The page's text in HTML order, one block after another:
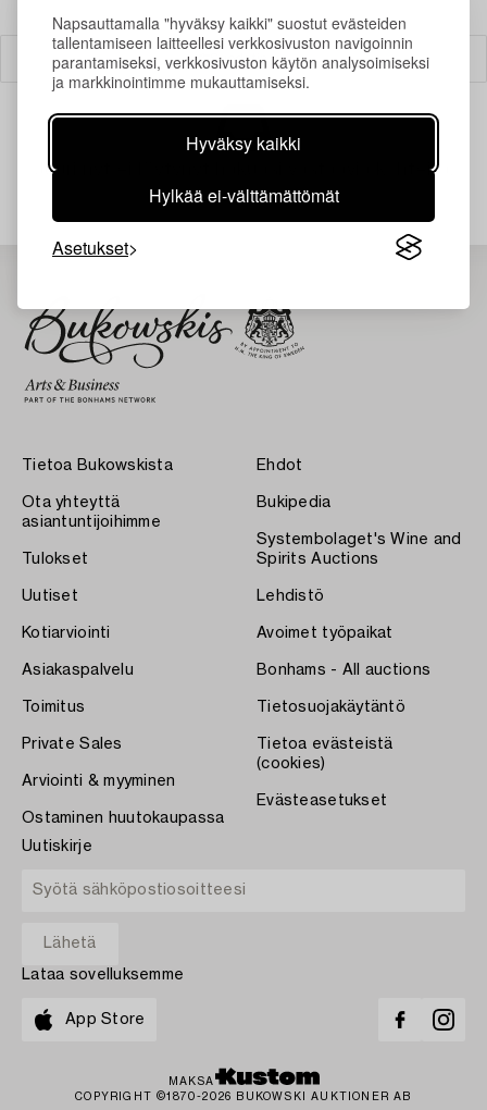
Napsauttamalla "hyväksy kaikki" suostut evästeiden
tallentamiseen laitteellesi verkkosivuston navigoinnin
parantamiseksi, verkkosivuston käytön analysoimiseksi
ja markkinointimme mukauttamiseksi.
Hyväksy kaikki
Hylkää ei-välttämättömät
Asetukset
Suodatin
Juuri nyt ei löytynyt hakuasi vastaavia kohteita.
Tietoa Bukowskista
Ota yhteyttä
asiantuntijoihimme
Tulokset
Uutiset
Kotiarviointi
Asiakaspalvelu
Toimitus
Private Sales
Arviointi & myyminen
Ostaminen huutokaupassa
Ehdot
Bukipedia
Systembolaget's Wine and
Spirits Auctions
Lehdistö
Avoimet työpaikat
Bonhams - All auctions
Tietosuojakäytäntö
Tietoa evästeistä
(cookies)
Evästeasetukset
Uutiskirje
Lataa sovelluksemme
App Store
MAKSA
COPYRIGHT ©1870-2026 BUKOWSKI AUKTIONER AB